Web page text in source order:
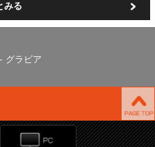
みる
グラビア